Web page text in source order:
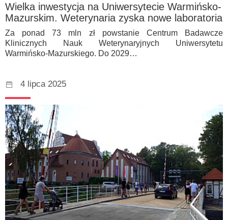
Wielka inwestycja na Uniwersytecie Warmińsko-
Mazurskim. Weterynaria zyska nowe laboratoria
Za ponad 73 mln zł powstanie Centrum Badawcze
Klinicznych Nauk Weterynaryjnych Uniwersytetu
Warmińsko-Mazurskiego. Do 2029…
4 lipca 2025